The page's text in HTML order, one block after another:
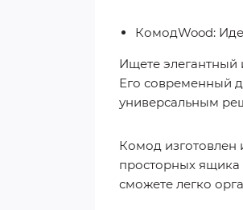
КомодWood:
Ищете элегантный
Его современный
универсальным
Комод изготовлен
просторных ящика
сможете легко